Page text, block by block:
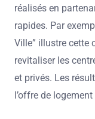
réalisés en
rapides. Par
Ville” illustre cette
revitaliser les
et privés. Les
l’offre de